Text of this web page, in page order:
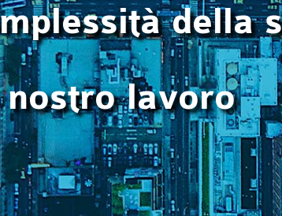
della
lavoro